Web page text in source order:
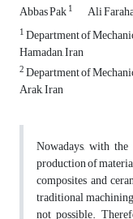
Abbas Pak1 Ali
1Department of
Hamadan, Iran
2Department of
Arak, Iran
Nowadays, with
production of
composites and
traditional